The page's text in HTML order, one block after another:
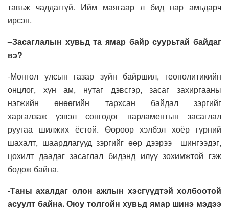
тавьж чаддаггүй. Ийм маягаар л бид нар амьдарч
ирсэн.
–Засаглалын хувьд та ямар байр суурьтай байдаг
вэ?
-Монгол улсын газар зүйн байршил, геополитикийн
онцлог, хүн ам, нутаг дэвсгэр, засаг захиргааны
нэгжийн өнөөгийн тархсан байдал зэргийг
харгалзаж үзвэл сонгодог парламентын засаглал
руугаа шилжих ёстой. Өөрөөр хэлбэл хоёр гүрний
шахалт, шаардлагууд зэргийг өөр дээрээ шингээдэг,
цохилт даадагзасаглал бидэнд илүү зохимжтой гэж
бодож байна.
-Таны ахалдаг олон ажлын хэсгүүдтэй холбоотой
асуулт байна.Оюу толгойн хувьд ямар шинэ мэдээ